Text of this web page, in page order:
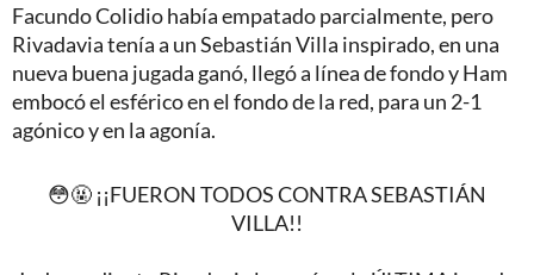
Facundo Colidio había empatado parcialmente, pero
Rivadavia tenía a un Sebastián Villa inspirado, en una
nueva buena jugada ganó, llegó a línea de fondo y Ham
embocó el esférico en el fondo de la red, para un 2-1
agónico y en la agonía.
😳🤬 ¡¡FUERON TODOS CONTRA SEBASTIÁN
VILLA!!